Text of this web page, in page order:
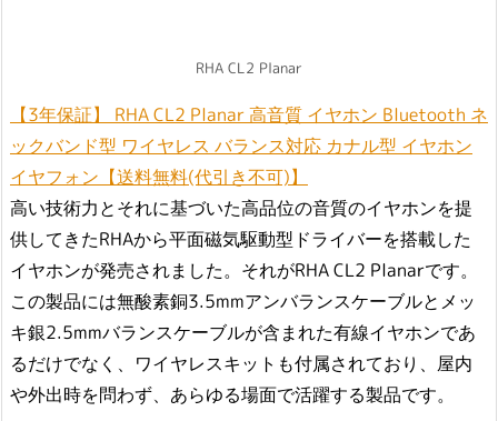
RHA CL2 Planar
【3年保証】 RHA CL2 Planar 高音質 イヤホン Bluetooth ネ
ックバンド型 ワイヤレス バランス対応 カナル型 イヤホン
イヤフォン【送料無料(代引き不可)】
高い技術力とそれに基づいた高品位の音質のイヤホンを提
供してきたRHAから平面磁気駆動型ドライバーを搭載した
イヤホンが発売されました。それがRHA CL2 Planarです。
この製品には無酸素銅3.5mmアンバランスケーブルとメッ
キ銀2.5mmバランスケーブルが含まれた有線イヤホンであ
るだけでなく、ワイヤレスキットも付属されており、屋内
や外出時を問わず、あらゆる場面で活躍する製品です。